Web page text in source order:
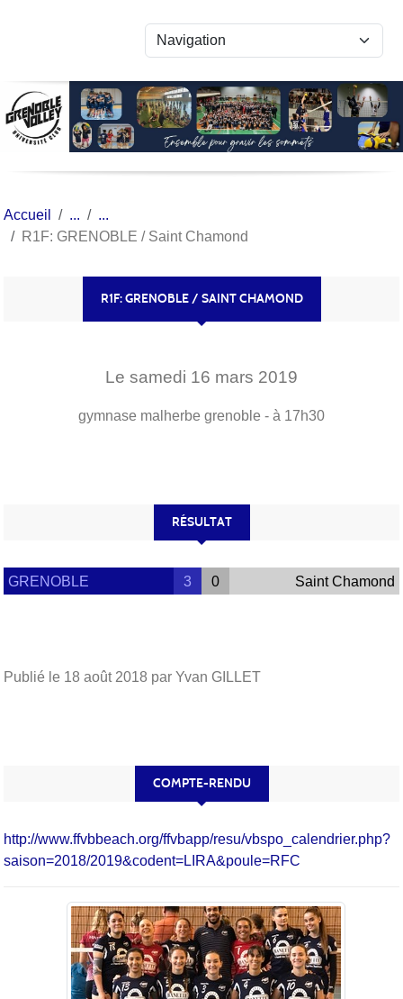
Accueil
R1F: GRENOBLE / Saint Chamond
R1F: GRENOBLE / SAINT CHAMOND
Le samedi 16 mars 2019
gymnase malherbe grenoble - à 17h30
RÉSULTAT
GRENOBLE 3 0 Saint Chamond
Publié le 18 août 2018 par Yvan GILLET
COMPTE-RENDU
http://www.ffvbbeach.org/ffvbapp/resu/vbspo_calendrier.php?
saison=2018/2019&codent=LIRA&poule=RFC